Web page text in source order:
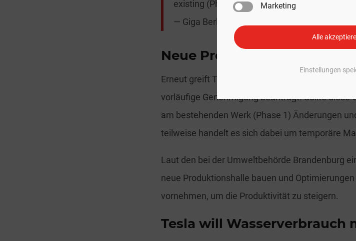
Marketing
Alle
Einstellungen
existing (Phase 1) facility.https://t.co/
— Giga Berlin / Gigafactory 4 (@gigafactory_4)
Neue Produktionshalle,
Erneut greift Tesla demnach auf den §8a
vorläufige Genehmigung beantragt. Sollte diese
am bestehenden Werk (Phase 1) Änderungen
teilweise handelt es sich dabei um temporäre
Laut den bei der Umweltbehörde Brandenburg
neue Produktionshalle bauen und
vornehmen, um die Produktivität zu steigern.
Tesla will Wasserverbrauch